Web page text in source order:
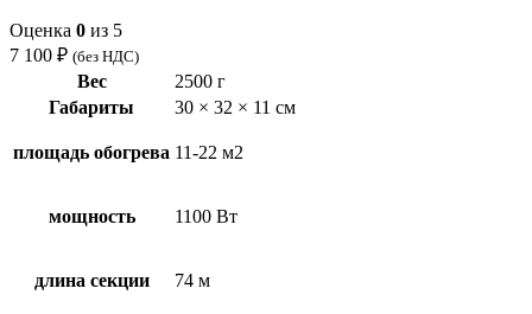
Оценка 0 из 5
7 100 ₽ (без НДС)
Вес
2500 г
Габариты
30 × 32 × 11 см
площадь обогрева 11-22 м2
мощность 1100 Вт
длина секции 74 м